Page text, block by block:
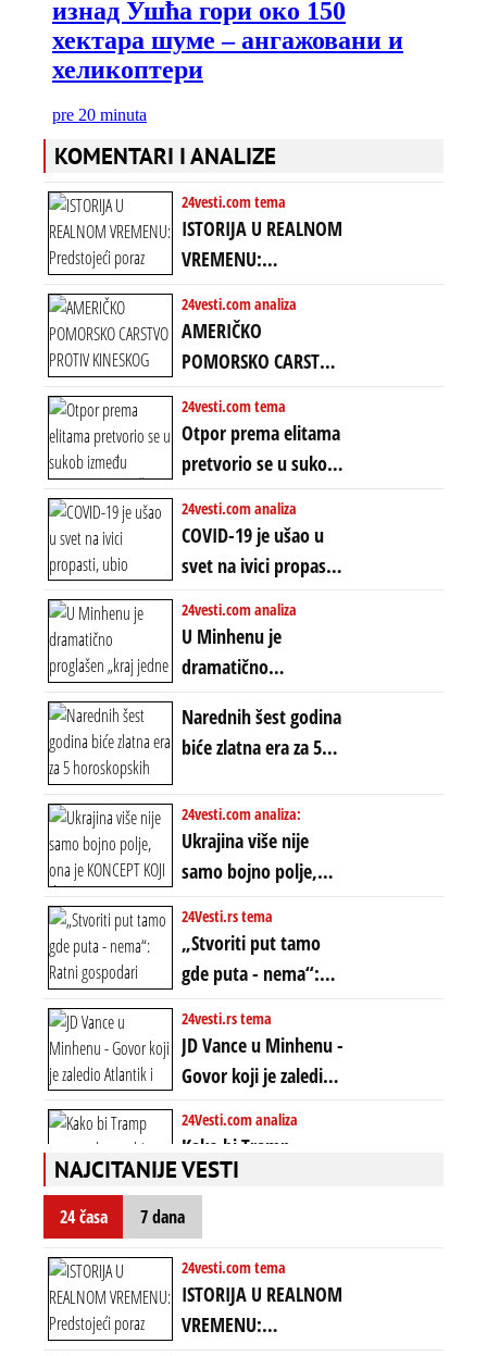
KOMENTARI I ANALIZE
24vesti.com tema
ISTORIJA U REALNOM
VREMENU:
Predstojeći poraz
Amerike u Iranu
uvodi eru
energetskog haosa,
finansijskih
previranja i kolapsa
starog poretka
24vesti.com analiza
AMERIČKO
POMORSKO CARSTVO
PROTIV KINESKOG
KOPNENOG SVETA:
Rat u Iranu je rat za
globalne preferencije
24vesti.com tema
Otpor prema elitama
pretvorio se u sukob
između običnih ljudi:
ZAŠTO SE DEŠAVA
EKSTREMNA
POLARIZACIJA?
24vesti.com analiza
COVID-19 je ušao u
svet na ivici propasti,
ubio milione, ali je
spasao sistem
24vesti.com analiza
U Minhenu je
dramatično
proglašen „kraj jedne
ere“, ali sa
dvostrukom
neistinom: forma te
ere završila se na
istom mestu, ali
prošle godine
Narednih šest godina
biće zlatna era za 5
znakova: Stiže lavina
novca i bogatstva
24vesti.com analiza:
Ukrajina više nije
samo bojno polje,
ona je KONCEPT KOJI
ĆE RASPASTI CEO
ZAPADNI SVET
24Vesti.rs tema
„Stvoriti put tamo
gde puta - nema“:
Ratni gospodari
plaču za starim
poretkom... Bez
ikakve realpolitike u
njima, oni su sada
nebitni kao Zelenski
24vesti.rs tema
JD Vance u Minhenu -
Govor koji je zaledio
Atlantik i duboko
šokirao Evropu (ceo
transkript)
24Vesti.com analiza
Kako bi Tramp
mogao da ugrabi
TREĆI MANDAT -
uprkos 22.
amandmanu
NAJCITANIJE VESTI
24 časa 7 dana
24vesti.com tema
ISTORIJA U REALNOM
VREMENU: